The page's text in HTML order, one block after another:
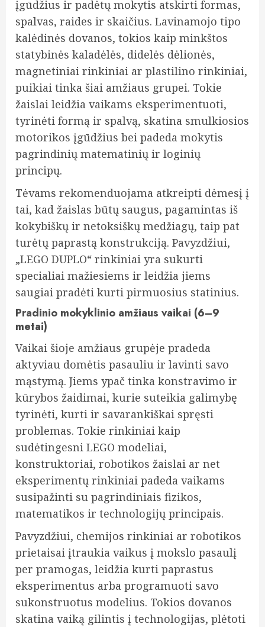
įgūdžius ir padėtų mokytis atskirti formas,
spalvas, raides ir skaičius. Lavinamojo tipo
kalėdinės dovanos, tokios kaip minkštos
statybinės kaladėlės, didelės dėlionės,
magnetiniai rinkiniai ar plastilino rinkiniai,
puikiai tinka šiai amžiaus grupei. Tokie
žaislai leidžia vaikams eksperimentuoti,
tyrinėti formą ir spalvą, skatina smulkiosios
motorikos įgūdžius bei padeda mokytis
pagrindinių matematinių ir loginių
principų.
Tėvams rekomenduojama atkreipti dėmesį į
tai, kad žaislas būtų saugus, pagamintas iš
kokybiškų ir netoksiškų medžiagų, taip pat
turėtų paprastą konstrukciją. Pavyzdžiui,
„LEGO DUPLO“ rinkiniai yra sukurti
specialiai mažiesiems ir leidžia jiems
saugiai pradėti kurti pirmuosius statinius.
Pradinio mokyklinio amžiaus vaikai (6–9
metai)
Vaikai šioje amžiaus grupėje pradeda
aktyviau domėtis pasauliu ir lavinti savo
mąstymą. Jiems ypač tinka konstravimo ir
kūrybos žaidimai, kurie suteikia galimybę
tyrinėti, kurti ir savarankiškai spręsti
problemas. Tokie rinkiniai kaip
sudėtingesni LEGO modeliai,
konstruktoriai, robotikos žaislai ar net
eksperimentų rinkiniai padeda vaikams
susipažinti su pagrindiniais fizikos,
matematikos ir technologijų principais.
Pavyzdžiui, chemijos rinkiniai ar robotikos
prietaisai įtraukia vaikus į mokslo pasaulį
per pramogas, leidžia kurti paprastus
eksperimentus arba programuoti savo
sukonstruotus modelius. Tokios dovanos
skatina vaiką gilintis į technologijas, plėtoti